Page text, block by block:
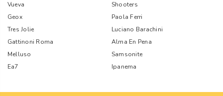
Vueva
Shooters
Geox
Paola Ferri
Tres Jolie
Luciano Barachini
Gattinoni Roma
Alma En Pena
Melluso
Samsonite
Ea7
Ipanema